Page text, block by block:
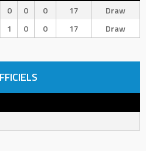
0 0 0 17
Draw
1 0 0 17 Draw